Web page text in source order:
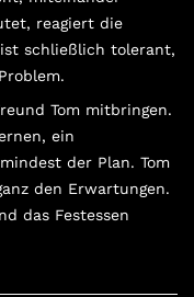
reagiert die
schließlich tolerant,
Tom mitbringen.
ein
der Plan. Tom
den Erwartungen.
das Festessen